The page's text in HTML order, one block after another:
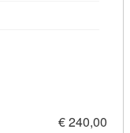
€ 240,00